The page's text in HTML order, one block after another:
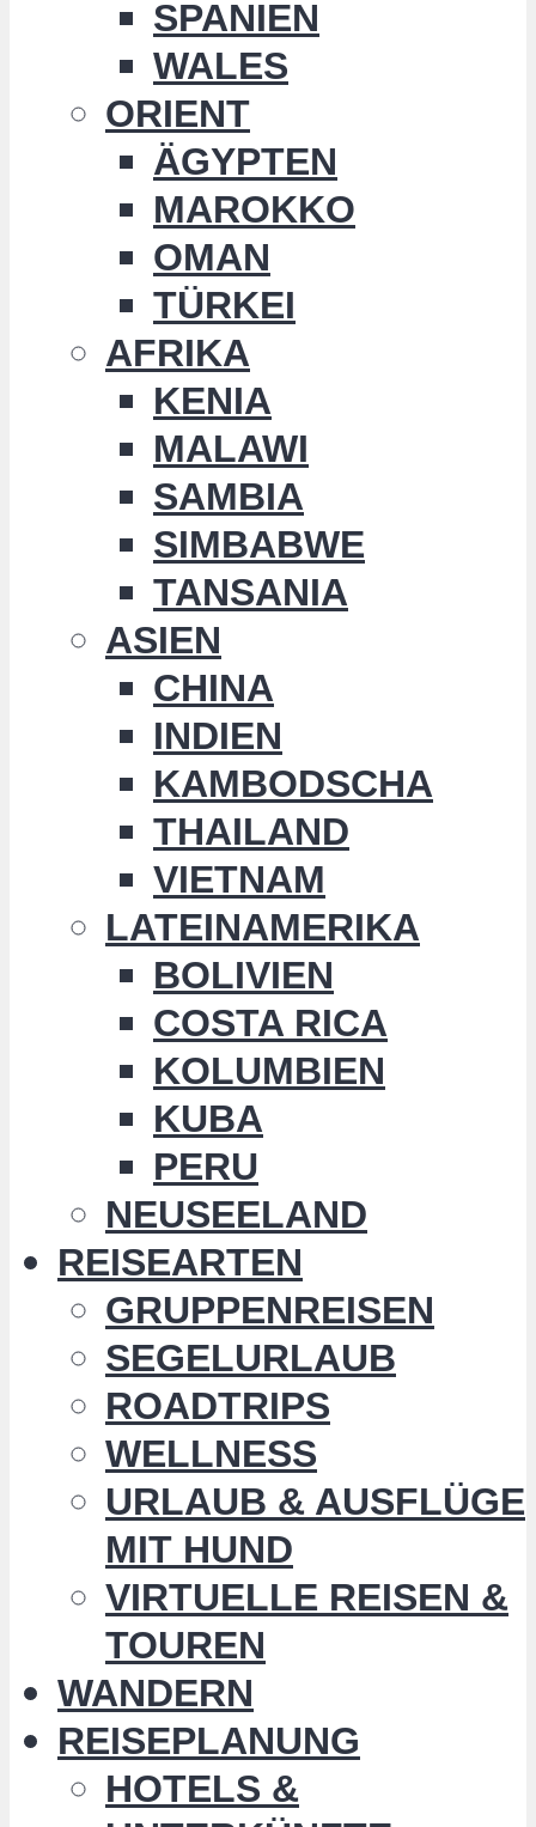
SPANIEN
WALES
ORIENT
ÄGYPTEN
MAROKKO
OMAN
TÜRKEI
AFRIKA
KENIA
MALAWI
SAMBIA
SIMBABWE
TANSANIA
ASIEN
CHINA
INDIEN
KAMBODSCHA
THAILAND
VIETNAM
LATEINAMERIKA
BOLIVIEN
COSTA RICA
KOLUMBIEN
KUBA
PERU
NEUSEELAND
REISEARTEN
GRUPPENREISEN
SEGELURLAUB
ROADTRIPS
WELLNESS
URLAUB & AUSFLÜGE
MIT HUND
VIRTUELLE REISEN &
TOUREN
WANDERN
REISEPLANUNG
HOTELS &